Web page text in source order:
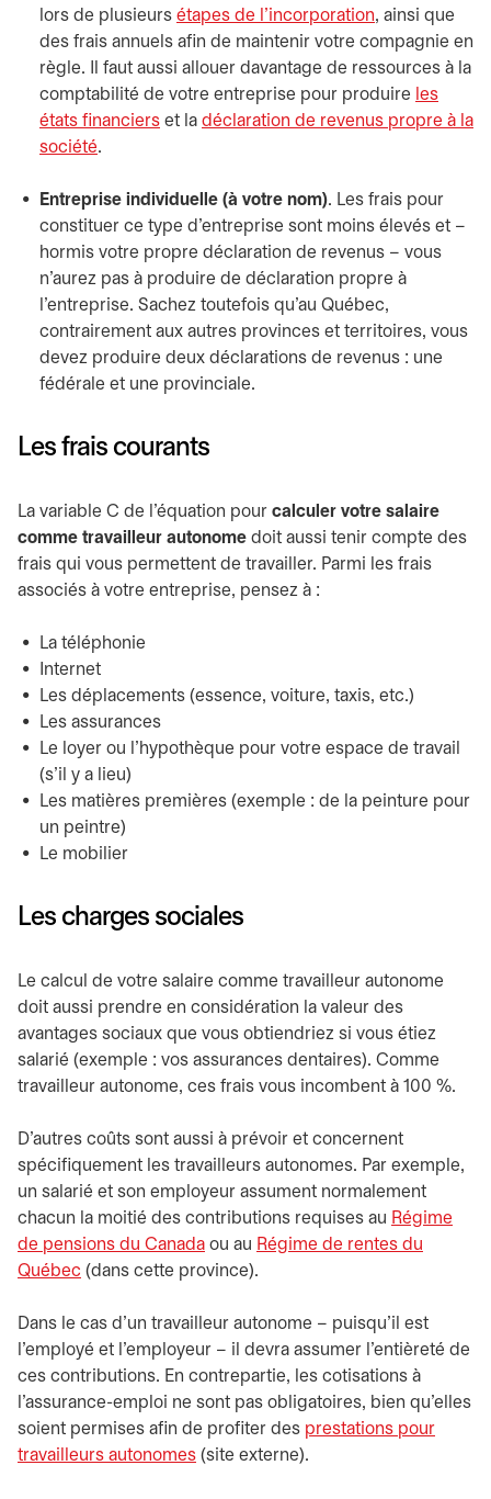
lors de plusieurs étapes de l’incorporation, ainsi que
des frais annuels afin de maintenir votre compagnie en
règle. Il faut aussi allouer davantage de ressources à la
comptabilité de votre entreprise pour produire les
états financiers et la déclaration de revenus propre à la
société.
Entreprise individuelle (à votre nom). Les frais pour
constituer ce type d’entreprise sont moins élevés et –
hormis votre propre déclaration de revenus – vous
n’aurez pas à produire de déclaration propre à
l’entreprise. Sachez toutefois qu’au Québec,
contrairement aux autres provinces et territoires, vous
devez produire deux déclarations de revenus : une
fédérale et une provinciale.
Les frais courants
La variable C de l’équation pour calculer votre salaire
comme travailleur autonome doit aussi tenir compte des
frais qui vous permettent de travailler. Parmi les frais
associés à votre entreprise, pensez à :
La téléphonie
Internet
Les déplacements (essence, voiture, taxis, etc.)
Les assurances
Le loyer ou l’hypothèque pour votre espace de travail
(s’il y a lieu)
Les matières premières (exemple : de la peinture pour
un peintre)
Le mobilier
Les charges sociales
Le calcul de votre salaire comme travailleur autonome
doit aussi prendre en considération la valeur des
avantages sociaux que vous obtiendriez si vous étiez
salarié (exemple : vos assurances dentaires). Comme
travailleur autonome, ces frais vous incombent à 100 %.
D’autres coûts sont aussi à prévoir et concernent
spécifiquement les travailleurs autonomes. Par exemple,
un salarié et son employeur assument normalement
chacun la moitié des contributions requises au Régime
de pensions du Canada ou au Régime de rentes du
Québec (dans cette province).
Dans le cas d’un travailleur autonome – puisqu’il est
l’employé et l’employeur – il devra assumer l’entièreté de
ces contributions. En contrepartie, les cotisations à
l’assurance-emploi ne sont pas obligatoires, bien qu’elles
soient permises afin de profiter des prestations pour
travailleurs autonomes (site externe).